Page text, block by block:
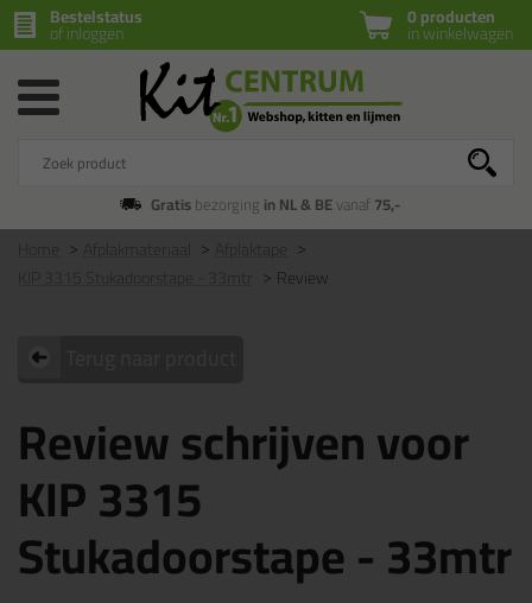
0 producten
in winkelwagen
Bestelstatus
of inloggen
Gratisbezorging in NL & BEvanaf75,-
Afplakmateriaal
Afplaktape
Review
Review schrijven voor
KIP 3315
Stukadoorstape - 33mtr